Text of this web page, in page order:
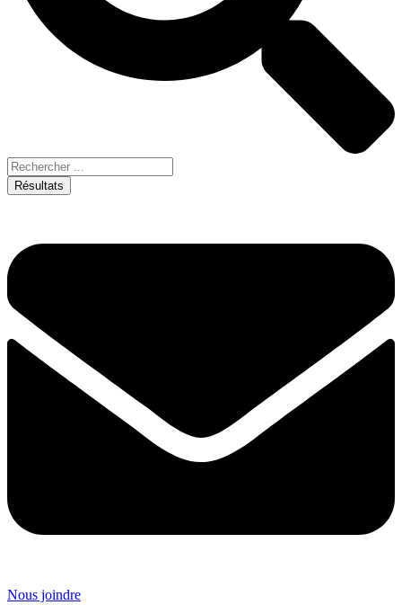
Résultats
Nous joindre